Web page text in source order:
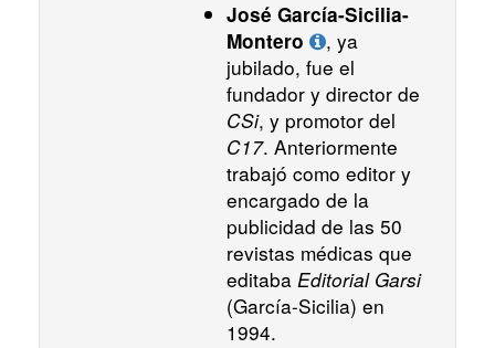
José García-Sicilia-
Montero
, ya
jubilado, fue el
fundador y director de
CSi, y promotor del
C17. Anteriormente
trabajó como editor y
encargado de la
publicidad de las 50
revistas médicas que
editaba Editorial Garsi
(García-Sicilia) en
1994.